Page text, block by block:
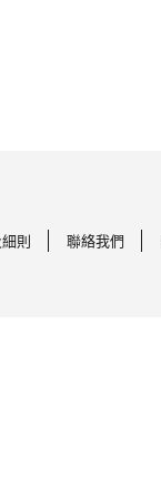
則 聯絡我們